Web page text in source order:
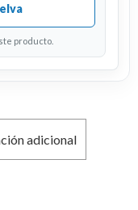
producto.
adicional